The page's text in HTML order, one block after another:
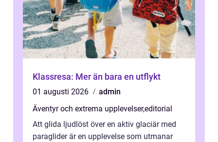
Klassresa: Mer än bara en utflykt
01 augusti 2026
admin
Äventyr och extrema upplevelser,editorial
Att glida ljudlöst över en aktiv glaciär med
paraglider är en upplevelse som utmanar